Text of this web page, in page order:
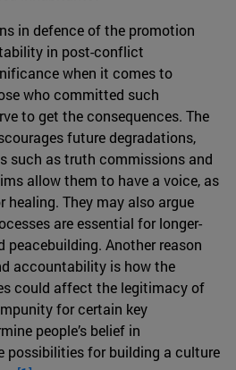
in defence of the promotion
in post-conflict
when it comes to
who committed such
to get the consequences. The
future degradations,
such as truth commissions and
allow them to have a voice, as
They may also argue
are essential for longer-
peacebuilding. Another reason
accountability is how the
could affect the legitimacy of
for certain key
people’s belief in
possibilities for building a culture